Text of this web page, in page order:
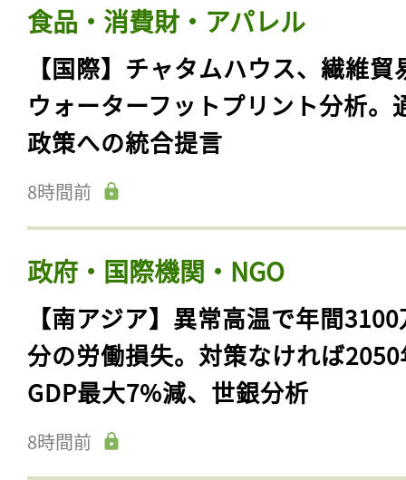
食品・消費財・アパレル
【国際】チャタムハウス、繊維貿
ウォーターフットプリント分析。
政策への統合提言
8時間前
政府・国際機関・NGO
【南アジア】異常高温で年間
分の労働損失。対策なければ
GDP最大7%減、世銀分析
8時間前